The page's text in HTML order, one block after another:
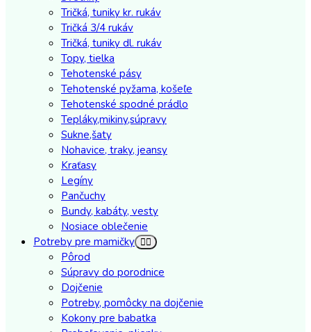
Tričká, tuniky kr. rukáv
Tričká 3/4 rukáv
Tričká, tuniky dl. rukáv
Topy, tielka
Tehotenské pásy
Tehotenské pyžama, košeľe
Tehotenské spodné prádlo
Tepláky,mikiny,súpravy
Sukne,šaty
Nohavice, traky, jeansy
Kraťasy
Legíny
Pančuchy
Bundy, kabáty, vesty
Nosiace oblečenie
Potreby pre mamičky
Pôrod
Súpravy do porodnice
Dojčenie
Potreby, pomôcky na dojčenie
Kokony pre babatka